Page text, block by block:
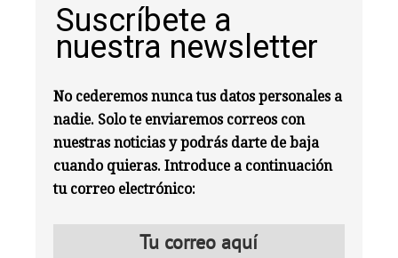
Suscríbete a
nuestra newsletter
No cederemos nunca tus datos personales a
nadie. Solo te enviaremos correos con
nuestras noticias y podrás darte de baja
cuando quieras. Introduce a continuación
tu correo electrónico: